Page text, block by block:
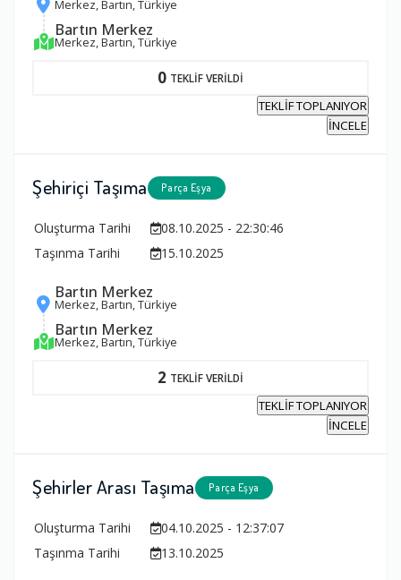
Merkez, Bartın, Türkiye
Bartın Merkez
Merkez, Bartın, Türkiye
0 TEKLİF VERİLDİ
TEKLİF TOPLANIYOR
İNCELE
Şehiriçi Taşıma Parça Eşya
Oluşturma Tarihi
08.10.2025 - 22:30:46
Taşınma Tarihi
15.10.2025
Bartın Merkez
Merkez, Bartın, Türkiye
Bartın Merkez
Merkez, Bartın, Türkiye
2 TEKLİF VERİLDİ
TEKLİF TOPLANIYOR
İNCELE
Şehirler Arası Taşıma Parça Eşya
Oluşturma Tarihi
04.10.2025 - 12:37:07
Taşınma Tarihi
13.10.2025